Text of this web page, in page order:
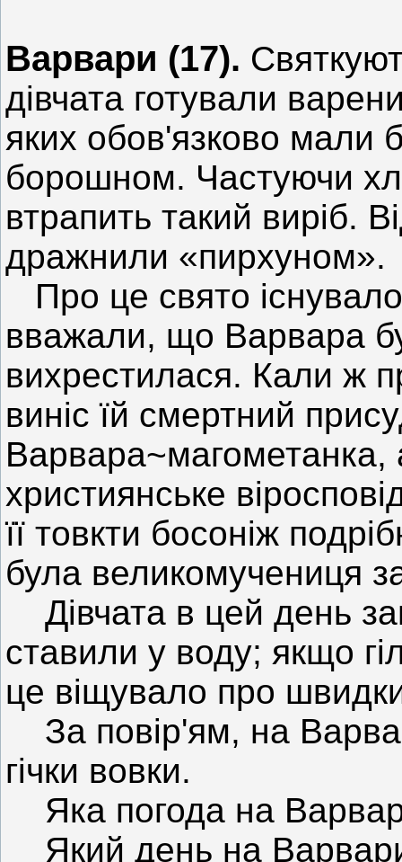
Варвари (17).
дівчата готували
яких обов'язково мали
борошном. Частуючи
втрапить такий виріб.
дражнили «пирхуном».
Про це свято
вважали, що Варвара
вихрестилася. Кали ж
виніс їй смертний
Варвара~магометанка,
християнське
її товкти босоніж
була великомучениця
Дівчата в цей день
ставили у воду; якщо
це віщувало про
За повір'ям, на
гічки вовки.
Яка погода на
Який день на